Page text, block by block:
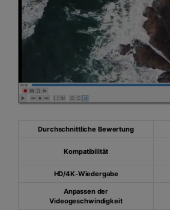
Durchschnittliche Bewertung
Kompatibilität
HD/4K-Wiedergabe
Anpassen der
Videogeschwindigkeit